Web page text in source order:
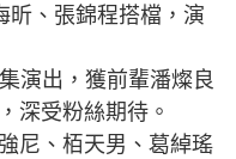
昕、張錦程搭檔，演
演出，獲前輩潘燦良
深受粉絲期待。
尼、栢天男、葛綽瑤